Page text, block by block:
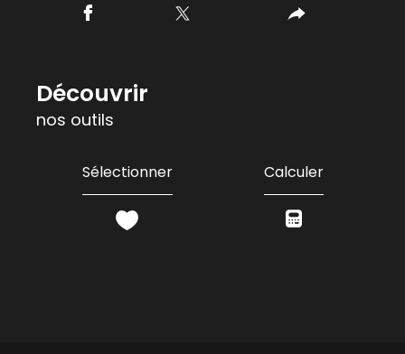
découvrir
nos outils
Sélectionner Calculer